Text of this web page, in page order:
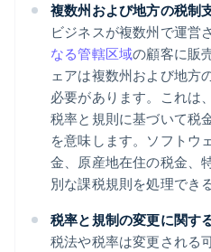
複数州および地方の税制
ビジネスが複数州で運営
なる管轄区域の顧客に販
ェアは複数州および地方
必要があります。これは
税率と規則に基づいて税
を意味します。ソフトウ
金、原産地在住の税金、
別な課税規則を処理でき
税率と規制の変更に関す
税法や税率は変更される